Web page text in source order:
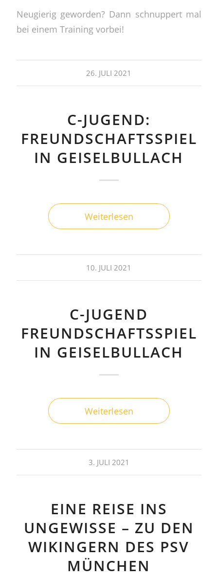
Neugierig geworden? Dann schnuppert mal
bei einem Training vorbei!
26. JULI 2021
C-JUGEND:
FREUNDSCHAFTSSPIEL
IN GEISELBULLACH
Weiterlesen
10. JULI 2021
C-JUGEND
FREUNDSCHAFTSSPIEL
IN GEISELBULLACH
Weiterlesen
3. JULI 2021
EINE REISE INS
UNGEWISSE – ZU DEN
WIKINGERN DES PSV
MÜNCHEN